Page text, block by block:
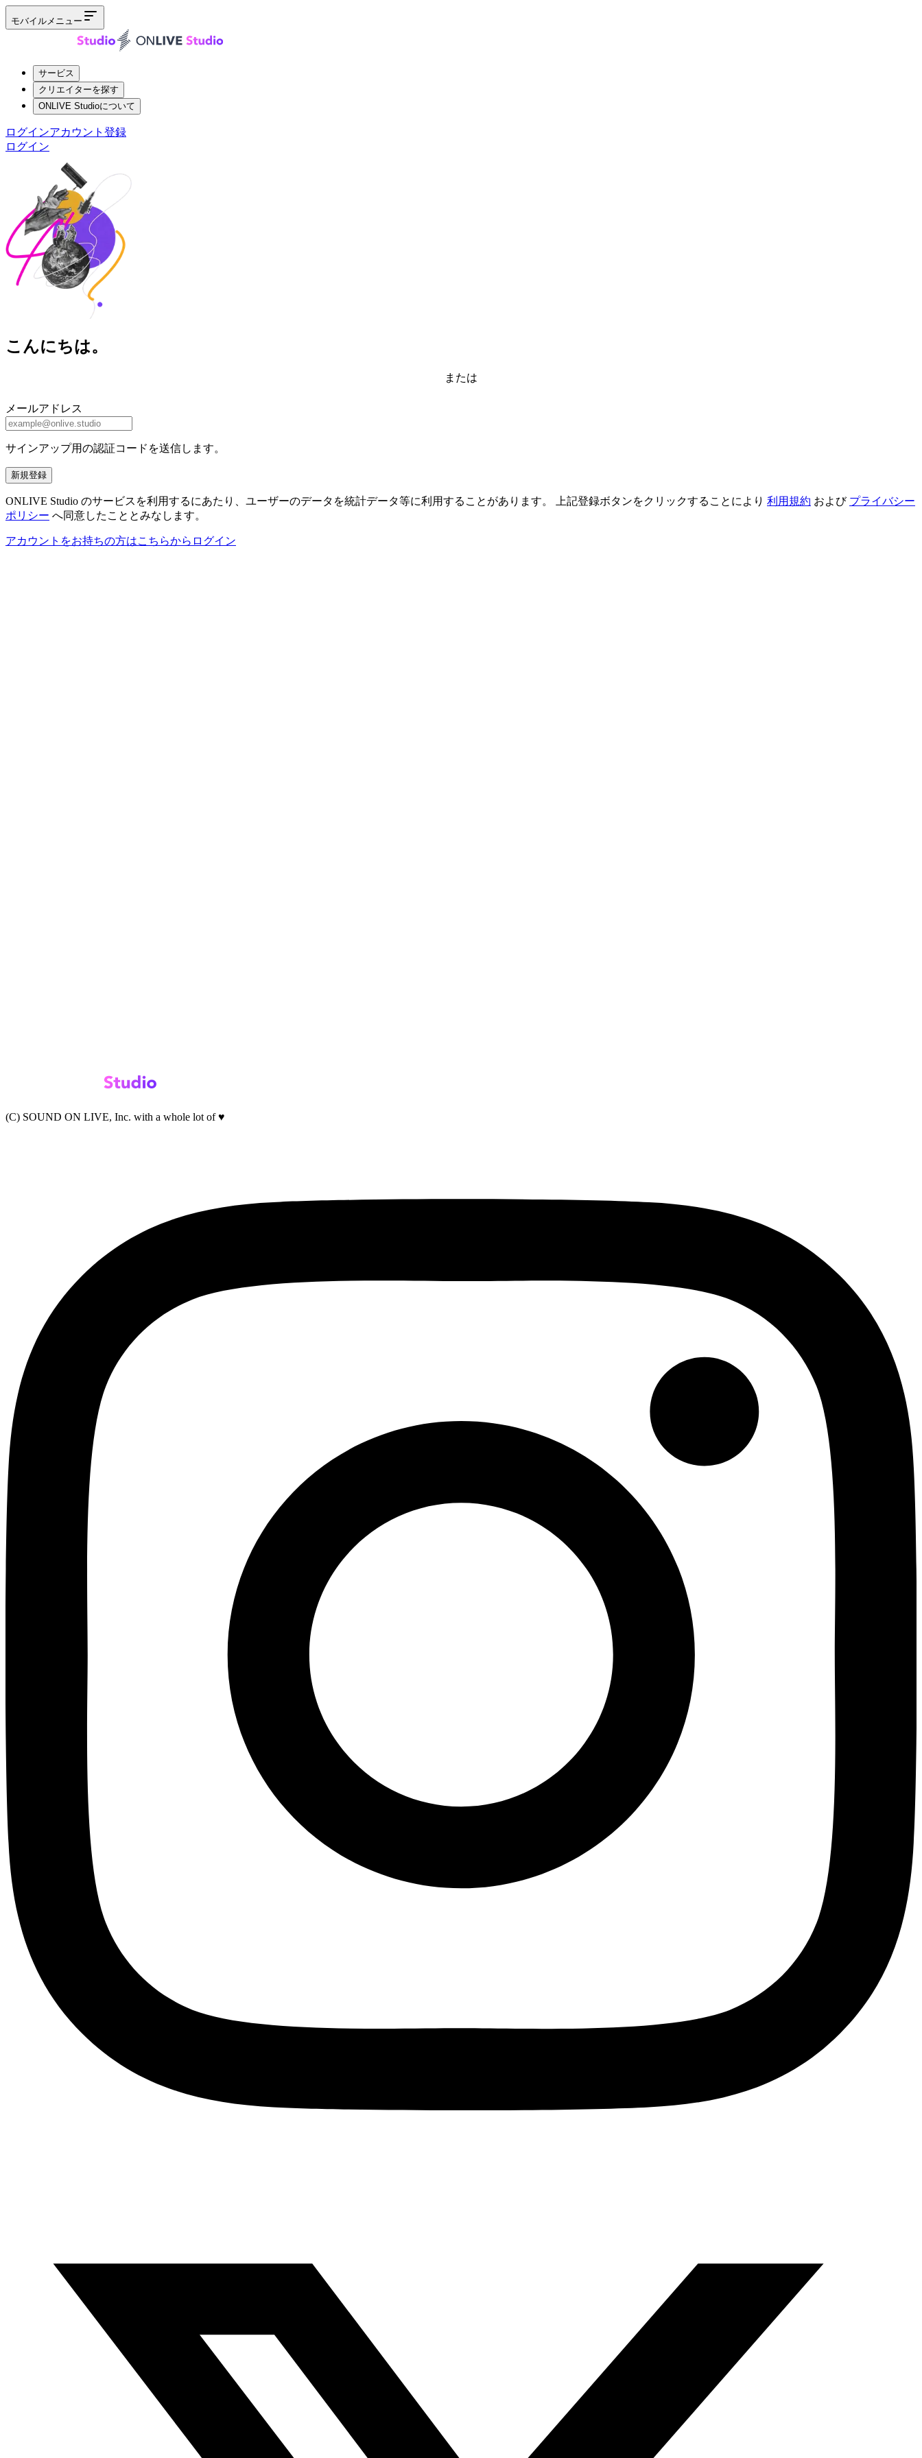
モバイルメニュー
サービス
クリエイターを探す
ONLIVE Studioについて
ログインアカウント登録
ログイン
こんにちは。
または
メールアドレス
サインアップ用の認証コードを送信します。
新規登録
ONLIVE Studio のサービスを利用するにあたり、ユーザーのデータを統計データ等に利用することがあります。 上記登録ボタンをクリックすることにより 利用規約 および プライバシー
ポリシー へ同意したこととみなします。
アカウントをお持ちの方はこちらからログイン
(C) SOUND ON LIVE, Inc. with a whole lot of ♥